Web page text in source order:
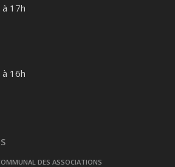
17h
16h
DES ASSOCIATIONS